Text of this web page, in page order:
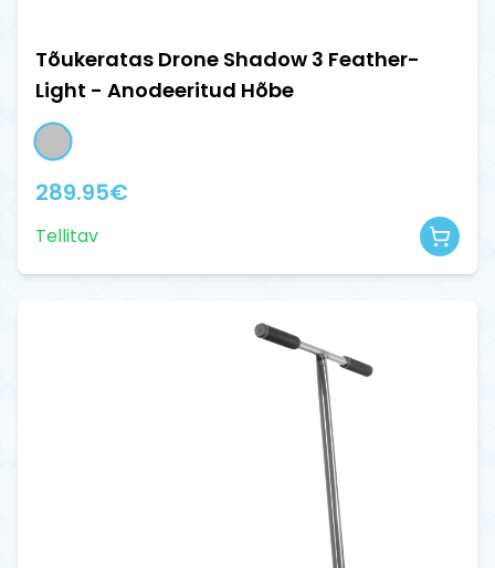
Tõukeratas Drone Shadow 3 Feather-
Light - Anodeeritud Hõbe
289.95€
Tellitav